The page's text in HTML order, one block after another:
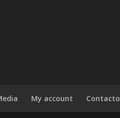
My account Contacto